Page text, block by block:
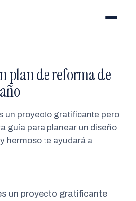
plan de reforma de
un proyecto gratificante pero
guía para planear un diseño
hermoso te ayudará a
un proyecto gratificante